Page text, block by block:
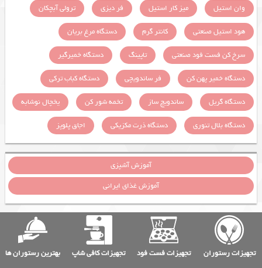
وان استیل
میز کار استیل فر دیزی
ترولی آبچکان
هود استیل صنعتی
کانتر گرم
دستگاه مرغ بریان
سرخ کن فست فود صنعتی
تاپینگ
دستگاه خمیرگیر
دستگاه خمیر پهن کن
فر ساندویچی
دستگاه کباب ترکی
دستگاه گریل
ساندویچ ساز تخمه شور کن
یخچال نوشابه
دستگاه بلال تنوری
دستگاه ذرت مکزیکی اجاق پلوپز
آموزش آشپزی
آموزش غذای ایرانی
تجهیزات رستوران تجهیزات فست فود تجهیزات کافی شاپ بهترین رستوران ها